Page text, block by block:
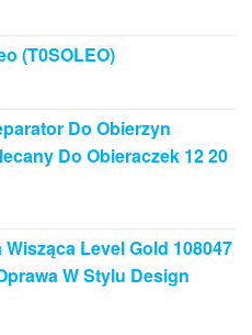
(T0SOLEO)
Do Obierzyn
Do Obieraczek 12 20
Level Gold 108047
W Stylu Design